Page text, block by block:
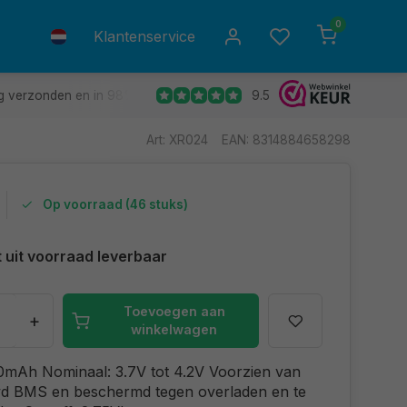
Klantenservice
0
en in 98% van de gevallen de volgende dag in huis.
9.5
Art: XR024 EAN: 8314884658298
Op voorraad (46 stuks)
uit voorraad leverbaar
+
Toevoegen aan
winkelwagen
Nominaal: 3.7V tot 4.2V Voorzien van
BMS en beschermd tegen overladen en te